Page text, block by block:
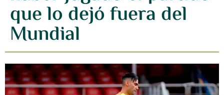
que lo dejó fuera del
Mundial